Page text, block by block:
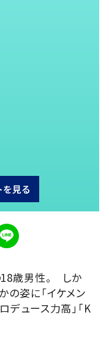
を見る
歳男性。 しか
の姿に「イケメン
デュース力高」「K